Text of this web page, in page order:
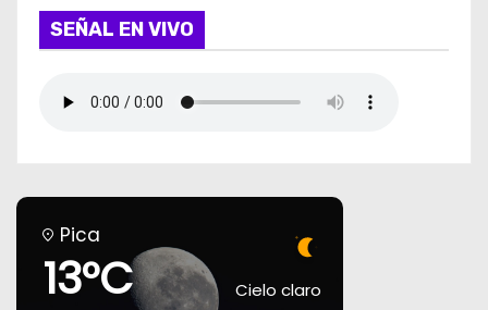
SEÑAL EN VIVO
Pica
13°C Cielo claro